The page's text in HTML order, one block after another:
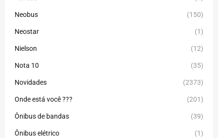
Neobus (150)
Neostar (1)
Nielson (12)
Nota 10 (35)
Novidades (2373)
Onde está você ??? (201)
Ônibus de bandas (39)
Ônibus elétrico (1)